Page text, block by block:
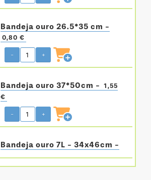
Bandeja ouro 26.5*35 cm -
0,80 €
- +
Bandeja ouro 37*50cm -
1,55
€
- +
Bandeja ouro 7L - 34x46cm -